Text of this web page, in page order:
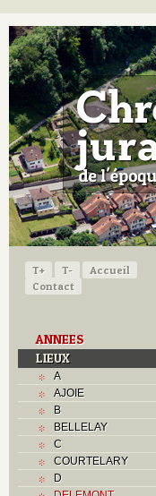
T+ T-
Accueil
Contact
ANNEES
LIEUX
A
AJOIE
B
BELLELAY
C
COURTELARY
D